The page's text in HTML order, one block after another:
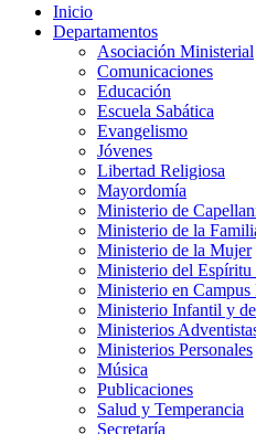
Inicio
Departamentos
Asociación Ministerial
Comunicaciones
Educación
Escuela Sabática
Evangelismo
Jóvenes
Libertad Religiosa
Mayordomía
Ministerio de
Ministerio de la
Ministerio de la Mujer
Ministerio del Espíritu
Ministerio en Campus
Ministerio Infantil y
Ministerios
Ministerios Personales
Música
Publicaciones
Salud y Temperancia
Secretaría